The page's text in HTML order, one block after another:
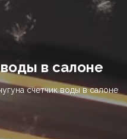
в салоне
счетчик воды в салоне